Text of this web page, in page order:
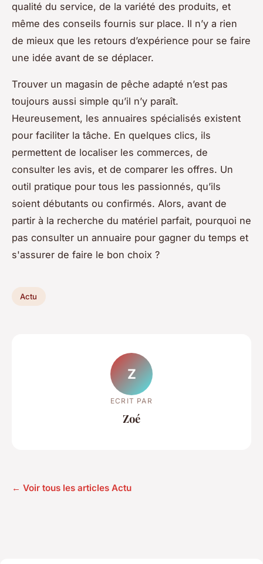
qualité du service, de la variété des produits, et
même des conseils fournis sur place. Il n’y a rien
de mieux que les retours d’expérience pour se faire
une idée avant de se déplacer.
Trouver un magasin de pêche adapté n’est pas
toujours aussi simple qu’il n’y paraît.
Heureusement, les annuaires spécialisés existent
pour faciliter la tâche. En quelques clics, ils
permettent de localiser les commerces, de
consulter les avis, et de comparer les offres. Un
outil pratique pour tous les passionnés, qu’ils
soient débutants ou confirmés. Alors, avant de
partir à la recherche du matériel parfait, pourquoi ne
pas consulter un annuaire pour gagner du temps et
s'assurer de faire le bon choix ?
Actu
Z
ECRIT PAR
Zoé
← Voir tous les articles Actu